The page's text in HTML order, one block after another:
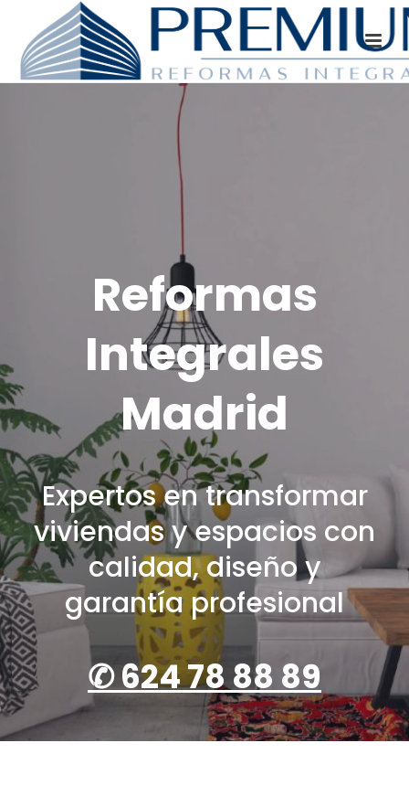
Reformas
Integrales
Madrid
Expertos en transformar
viviendas y espacios con
calidad, diseño y
garantía profesional
✆624 78 88 89